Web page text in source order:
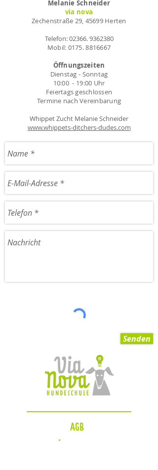
Melanie Schneider
via nova
Zechenstraße 29, 45699 Herten
Telefon:02366. 9362380
Mobil: 0175. 8816667
Öffnungszeiten
Dienstag - Sonntag
10:00 - 19:00 Uhr
Feiertags geschlossen
Termine nach Vereinbarung
Whippet Zucht Melanie Schneider
www.whippets-ditchers-dudes.com
Senden
AGB